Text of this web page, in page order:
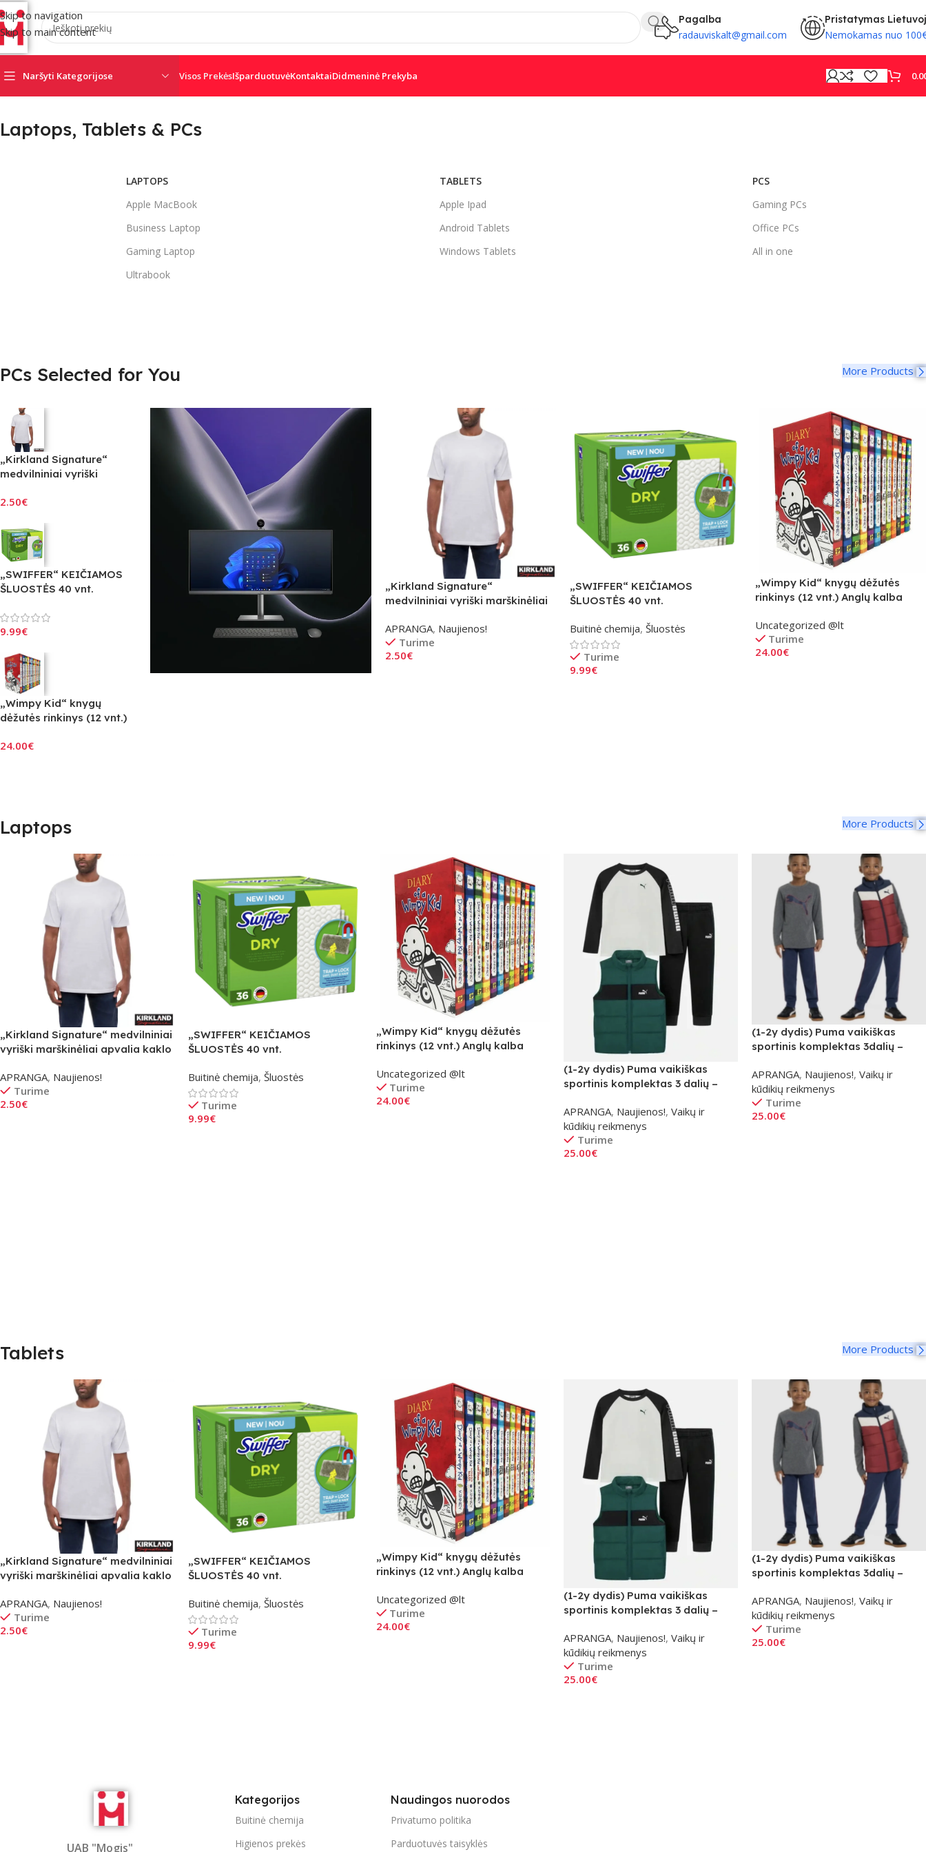
Skip to navigation
Skip to main content
Pagalba
radauviskalt@gmail.com
Pristatymas
Nemokamas nuo
Naršyti Kategorijose
AJAX AMC
SECOLINK JUDESIO JUTIKLIAI
Visos PrekėsIšparduotuvėKontaktaiDidmeninė Prekyba
Laptops, Tablets & PCs
LAPTOPS
Apple MacBook
Business Laptop
Gaming Laptop
Ultrabook
TABLETS
Apple Ipad
Android Tablets
Windows Tablets
PCS
Gaming PCs
Office PCs
All in one
PCs Selected for You More Products
„Kirkland Signature“
medvilniniai vyriški
iškirpte, balta
2.50€
„SWIFFER“ KEIČIAMOS
ŠLUOSTĖS 40 vnt.
9.99€
„Wimpy Kid“ knygų
dėžutės rinkinys (12 vnt.)
24.00€
„Kirkland Signature“
medvilniniai vyriški marškinėliai
APRANGA, Naujienos!
Turime
2.50€
„SWIFFER“ KEIČIAMOS
ŠLUOSTĖS 40 vnt.
Buitinė chemija, Šluostės
Turime
9.99€
„Wimpy Kid“ knygų dėžutės
rinkinys (12 vnt.) Anglų kalba
Uncategorized @lt
Turime
24.00€
Laptops More Products
„Kirkland Signature“ medvilniniai
vyriški marškinėliai apvalia kaklo
APRANGA, Naujienos!
Turime
2.50€
„SWIFFER“ KEIČIAMOS
ŠLUOSTĖS 40 vnt.
Buitinė chemija, Šluostės
Turime
9.99€
„Wimpy Kid“ knygų dėžutės
rinkinys (12 vnt.) Anglų kalba
Uncategorized @lt
Turime
24.00€
(1-2y dydis) Puma vaikiškas
sportinis komplektas 3 dalių –
APRANGA, Naujienos!, Vaikų ir
kūdikių reikmenys
Turime
25.00€
(1-2y dydis) Puma vaikiškas
sportinis komplektas 3dalių –
APRANGA, Naujienos!, Vaikų ir
kūdikių reikmenys
Turime
25.00€
Tablets More Products
„Kirkland Signature“ medvilniniai
vyriški marškinėliai apvalia kaklo
APRANGA, Naujienos!
Turime
2.50€
„SWIFFER“ KEIČIAMOS
ŠLUOSTĖS 40 vnt.
Buitinė chemija, Šluostės
Turime
9.99€
„Wimpy Kid“ knygų dėžutės
rinkinys (12 vnt.) Anglų kalba
Uncategorized @lt
Turime
24.00€
(1-2y dydis) Puma vaikiškas
sportinis komplektas 3 dalių –
APRANGA, Naujienos!, Vaikų ir
kūdikių reikmenys
Turime
25.00€
(1-2y dydis) Puma vaikiškas
sportinis komplektas 3dalių –
APRANGA, Naujienos!, Vaikų ir
kūdikių reikmenys
Turime
25.00€
UAB "Mogis"
Kategorijos
Buitinė chemija
Higienos prekės
Naudingos nuorodos
Privatumo politika
Parduotuvės taisyklės